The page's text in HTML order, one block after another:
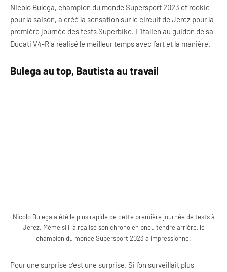
Nicolo Bulega, champion du monde Supersport 2023 et rookie
pour la saison, a créé la sensation sur le circuit de Jerez pour la
première journée des tests Superbike. L’Italien au guidon de sa
Ducati V4-R a réalisé le meilleur temps avec l’art et la manière.
Bulega au top, Bautista au travail
Nicolo Bulega a été le plus rapide de cette première journée de tests à
Jerez. Même si il a réalisé son chrono en pneu tendre arrière, le
champion du monde Supersport 2023 a impressionné.
Pour une surprise c’est une surprise. Si l’on surveillait plus